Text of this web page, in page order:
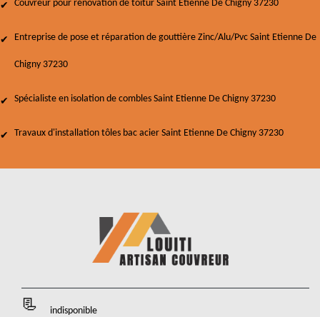
Couvreur pour rénovation de toitur Saint Etienne De Chigny 37230
Entreprise de pose et réparation de gouttière Zinc/Alu/Pvc Saint Etienne De
Chigny 37230
Spécialiste en isolation de combles Saint Etienne De Chigny 37230
Travaux d'installation tôles bac acier Saint Etienne De Chigny 37230
indisponible